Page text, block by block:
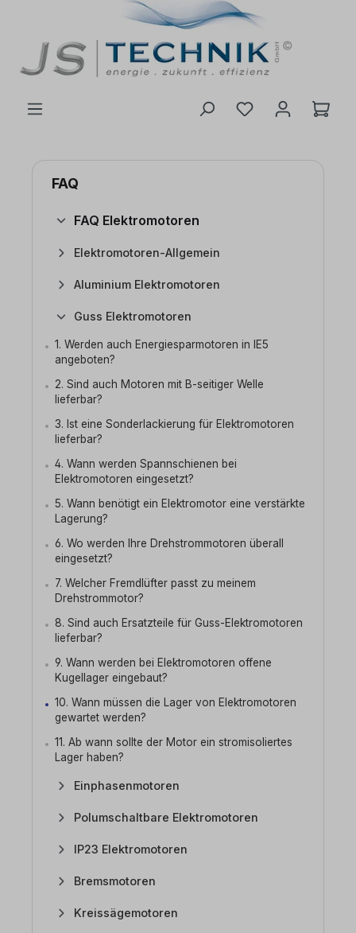
FAQ
FAQ Elektromotoren
Elektromotoren-Allgemein
Aluminium Elektromotoren
Guss Elektromotoren
1. Werden auch Energiesparmotoren in IE5
angeboten?
2. Sind auch Motoren mit B-seitiger Welle
lieferbar?
3. Ist eine Sonderlackierung für Elektromotoren
lieferbar?
4. Wann werden Spannschienen bei
Elektromotoren eingesetzt?
5. Wann benötigt ein Elektromotor eine verstärkte
Lagerung?
6. Wo werden Ihre Drehstrommotoren überall
eingesetzt?
7. Welcher Fremdlüfter passt zu meinem
Drehstrommotor?
8. Sind auch Ersatzteile für Guss-Elektromotoren
lieferbar?
9. Wann werden bei Elektromotoren offene
Kugellager eingebaut?
10. Wann müssen die Lager von Elektromotoren
gewartet werden?
11. Ab wann sollte der Motor ein stromisoliertes
Lager haben?
Einphasenmotoren
Polumschaltbare Elektromotoren
IP23 Elektromotoren
Bremsmotoren
Kreissägemotoren